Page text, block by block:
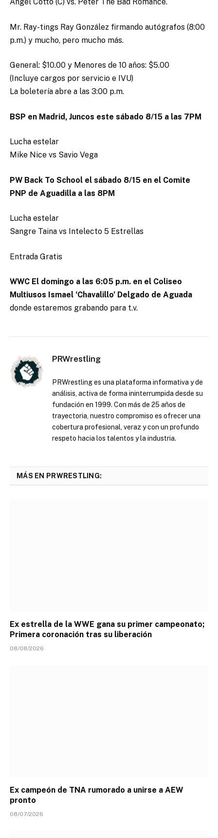
Mr. Ray-tings Ray González firmando autógrafos (8:00
p.m.) y mucho, pero mucho más.
General: $10.00 y Menores de 10 años: $5.00
(Incluye cargos por servicio e IVU)
La boletería abre a las 3:00 p.m.
BSP en Madrid, Juncos este sábado 8/15 a las 7PM
Lucha estelar
Mike Nice vs Savio Vega
PW Back To School el sábado 8/15 en el Comite
PNP de Aguadilla a las 8PM
Lucha estelar
Sangre Taina vs Intelecto 5 Estrellas
Entrada Gratis
WWC El domingo a las 6:05 p.m. en el Coliseo
Multiusos Ismael ‘Chavalillo’ Delgado de Aguada
donde estaremos grabando para t.v.
PRWrestling
PRWrestling es una plataforma informativa y de
análisis, activa de forma ininterrumpida desde su
fundación en 1999. Con más de 25 años de
trayectoria, nuestro compromiso es ofrecer una
cobertura profesional, veraz y con un profundo
respeto hacia los talentos y la industria.
MÁS EN PRWRESTLING:
Ex estrella de la WWE gana su primer campeonato;
Primera coronación tras su liberación
08/08/2026
Ex campeón de TNA rumorado a unirse a AEW
pronto
08/07/2026